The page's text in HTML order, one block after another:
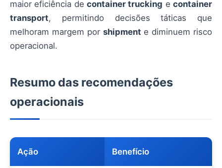
maior eficiência de container trucking econtainer
transport, permitindo decisões táticas que
melhoram margem por shipment e diminuem risco
operacional.
Resumo das recomendações
operacionais
Ação Benefício